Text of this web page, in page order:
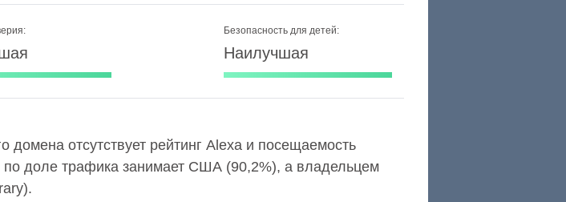
Безопасность для детей:
Наилучшая
домена отсутствует рейтинг Alexa и посещаемость
доле трафика занимает США (90,2%), а владельцем